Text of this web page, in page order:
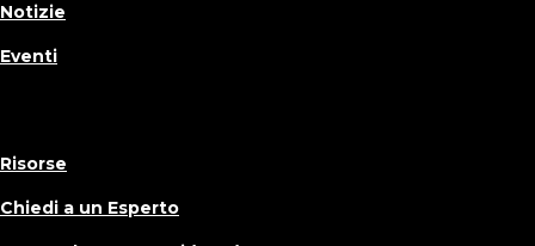
Notizie
Eventi
Risorse
Chiedi a un Esperto